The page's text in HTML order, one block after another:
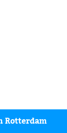
Rotterdam